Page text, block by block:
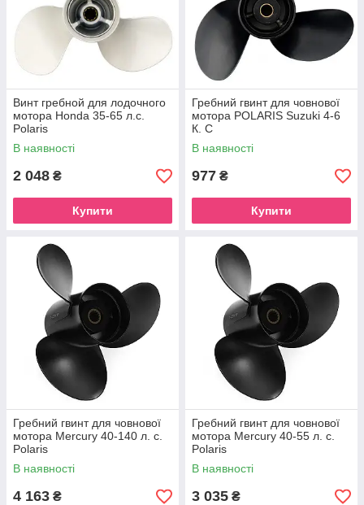
Винт гребной для лодочного
мотора Honda 35-65 л.с.
Polaris
В наявності
2 048 ₴
Купити
Гребний гвинт для човнової
мотора POLARIS Suzuki 4-6
К. С
В наявності
977 ₴
Купити
Гребний гвинт для човнової
мотора Mercury 40-140 л. с.
Polaris
В наявності
4 163 ₴
Гребний гвинт для човнової
мотора Mercury 40-55 л. с.
Polaris
В наявності
3 035 ₴